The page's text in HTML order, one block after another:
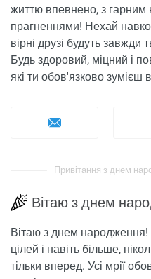
життю впевнено, з гарним
прагненнями! Нехай
вірні друзі будуть
Будь здоровий, міцний і
які ти обов'язково зумієш
Привітання з днем
Вітаю з днем
Вітаю з днем ​​народження!
цілей і навіть більше,
тільки вперед. Усі мрії